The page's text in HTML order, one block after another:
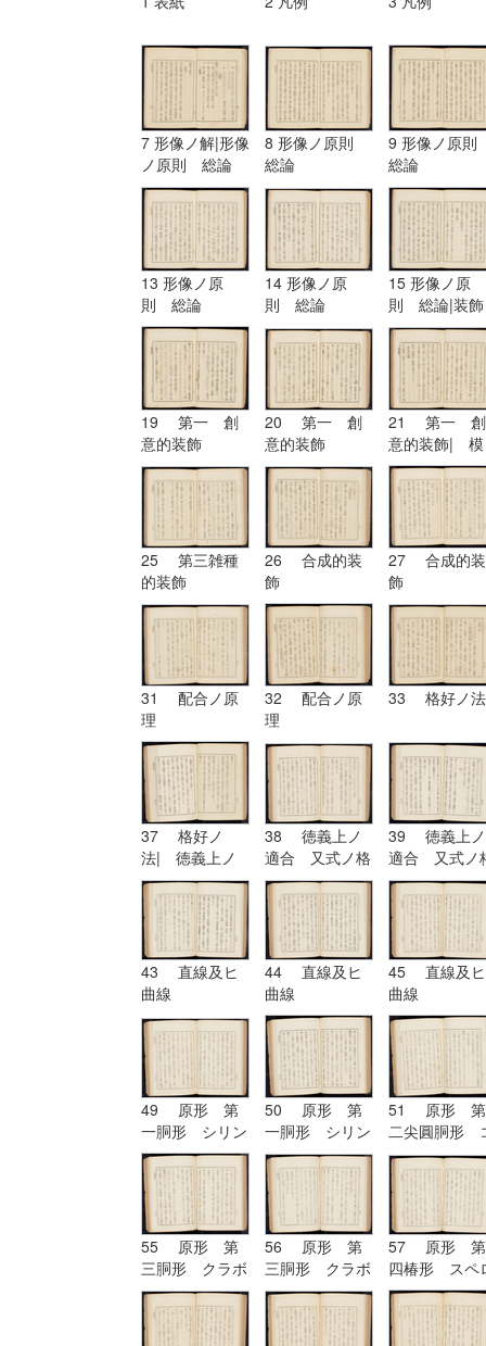
7 形像ノ解|形像
ノ原則 総論
8 形像ノ原則
総論
9 形像ノ原
総論
13 形像ノ原
則 総論
14 形像ノ原
則 総論
15 形像ノ原
則 総論|装飾
ノ原理
19 第一 創
意的装飾
20 第一 創
意的装飾
21 第一 創
意的装飾| 模
擬的装飾
25 第三雑種
的装飾
26 合成的装
飾
27 合成的装
飾
31 配合ノ原
理
32 配合ノ原
理
33 格好ノ法
37 格好ノ
法| 徳義上ノ
適合 又式ノ格
好
38 徳義上ノ
適合 又式ノ格
好
39 徳義上ノ
適合 又式ノ
好| 形
43 直線及ヒ
曲線
44 直線及ヒ
曲線
45 直線及ヒ
曲線
49 原形 第
一胴形 シリン
ドル
50 原形 第
一胴形 シリン
ドル
51 原形 第
二尖圓胴形
ノイド
55 原形 第
三胴形 クラボ
イド
56 原形 第
三胴形 クラボ
イド| 原形
第四椿形 スペ
ロイド
57 原形 第
四椿形 スペ
イド